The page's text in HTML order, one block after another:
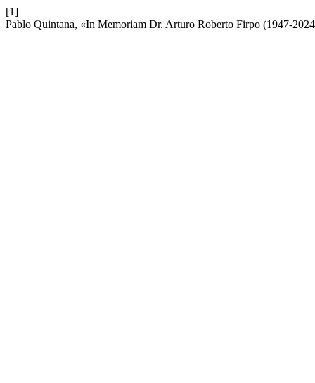
[1]
Pablo Quintana, «In Memoriam Dr. Arturo Roberto Firpo (1947-